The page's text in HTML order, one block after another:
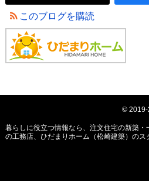
このブログを購読
© 2019-
暮らしに役立つ情報なら、 注文住宅の新築・
の工務店、ひだまりホーム（松崎建築）のス